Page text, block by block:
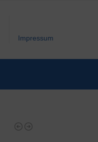
Impressum